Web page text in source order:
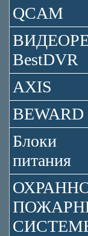
QCAM
BestDVR
AXIS
BEWARD
Блоки
питания